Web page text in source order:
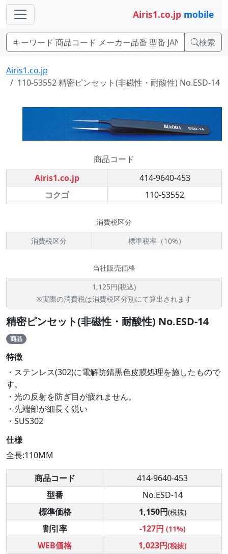
Airis1.co.jp mobile
検索
Airis1.co.jp
110-53552 精密ピンセット(非磁性・耐酸性) No.ESD-14
商品コード
Airis1.co.jp
414-9640-453
コクゴ
110-53552
消費税区分
消費税区分
標準税率（10%）
当社販売価格
1,125円(税込)
※実際の消費税は消費税区分別にて算出されます
精密ピンセット(非磁性・耐酸性) No.ESD-14
商品
特徴
・ステンレス(302)に電解防錆黒色皮膜処理を施したもので
す。
・光の反射を防ぎ目が疲れません。
・先端部が細長く鋭い
・SUS302
仕様
全長:110MM
商品コード
414-9640-453
型番
No.ESD-14
標準価格
1,150円(税抜)
割引率 -127円 (11%)
WEB価格 1,023円(税抜)